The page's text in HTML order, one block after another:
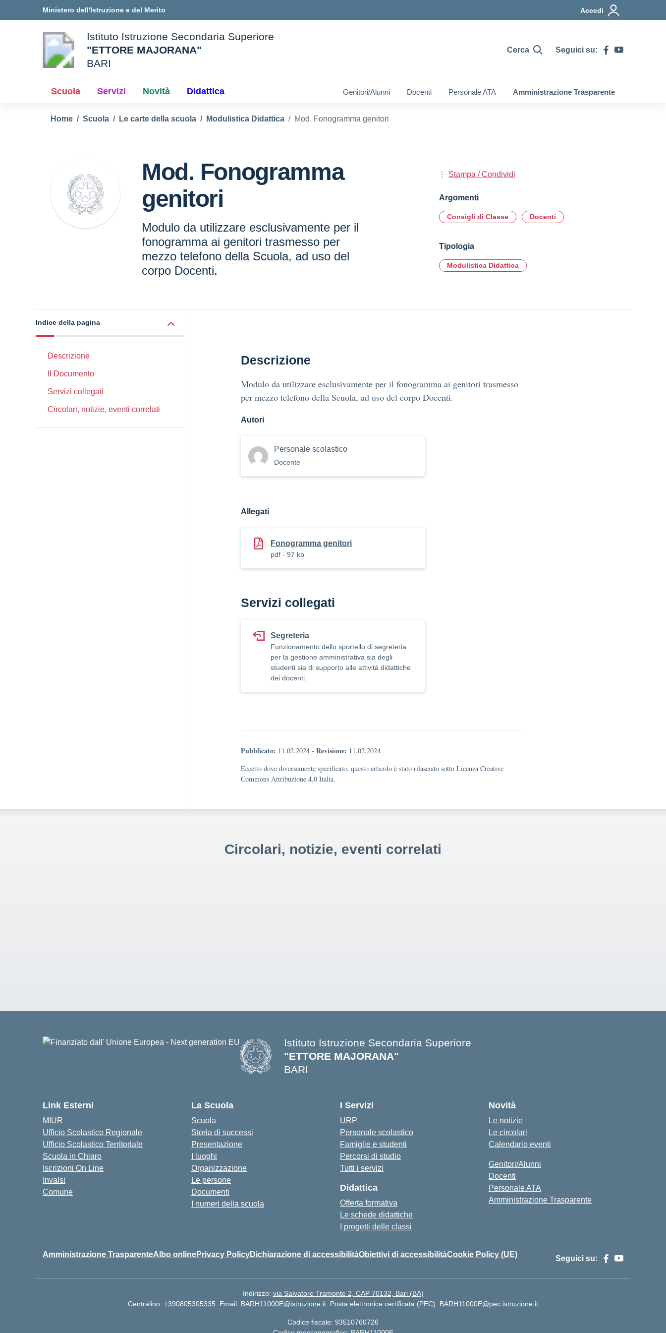
Ministero dell'Istruzione e del Merito Accedi
scuola
Istituto Istruzione Secondaria Superiore
"ETTORE MAJORANA"
BARI
Cerca Seguici su:
Scuola Servizi Novità Didattica Genitori/Alunni Docenti Personale ATA Amministrazione Trasparente
Home Scuola Le carte della scuola Modulistica Didattica Mod. Fonogramma genitori
Mod. Fonogramma
genitori
Modulo da utilizzare esclusivamente per il
fonogramma ai genitori trasmesso per
mezzo telefono della Scuola, ad uso del
corpo Docenti.
Stampa / Condividi
Argomenti
Consigli di Classe Docenti
Tipologia
Modulistica Didattica
Indice della pagina
Descrizione
Il Documento
Servizi collegati
Circolari, notizie, eventi correlati
Descrizione
Modulo da utilizzare esclusivamente per il fonogramma ai genitori trasmesso
per mezzo telefono della Scuola, ad uso del corpo Docenti.
Autori
Personale scolastico
Docente
Allegati
Fonogramma genitori
pdf - 97 kb
Servizi collegati
Segreteria
Funzionamento dello sportello di segreteria
per la gestione amministrativa sia degli
studenti sia di supporto alle attività didattiche
dei docenti.
Pubblicato: 11.02.2024 - Revisione: 11.02.2024
Eccetto dove diversamente specificato, questo articolo è stato rilasciato sotto Licenza Creative
Commons Attribuzione 4.0 Italia.
Circolari, notizie, eventi correlati
Istituto Istruzione Secondaria Superiore
"ETTORE MAJORANA"
BARI
Link Esterni
MIUR
Ufficio Scolastico Regionale
Ufficio Scolastico Territoriale
Scuola in Chiaro
Iscrizioni On Line
Invalsi
Comune
La Scuola
Scuola
Storia di successi
Presentazione
I luoghi
Organizzazione
Le persone
Documenti
I numeri della scuola
I Servizi
URP
Personale scolastico
Famiglie e studenti
Percorsi di studio
Tutti i servizi
Didattica
Offerta formativa
Le schede didattiche
I progetti delle classi
Novità
Le notizie
Le circolari
Calendario eventi
Genitori/Alunni
Docenti
Personale ATA
Amministrazione Trasparente
Amministrazione TrasparenteAlbo onlinePrivacy PolicyDichiarazione di accessibilitàObiettivi di accessibilitàCookie Policy (UE) Seguici su:
Indirizzo: via Salvatore Tramonte 2, CAP 70132, Bari (BA)
Centralino: +390805305335 Email: BARH11000E@istruzione.it Posta elettronica certificata (PEC): BARH11000E@pec.istruzione.it
Codice fiscale: 93510760726